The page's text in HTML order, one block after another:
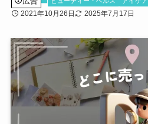
2021年10月26日 2025年7月17日